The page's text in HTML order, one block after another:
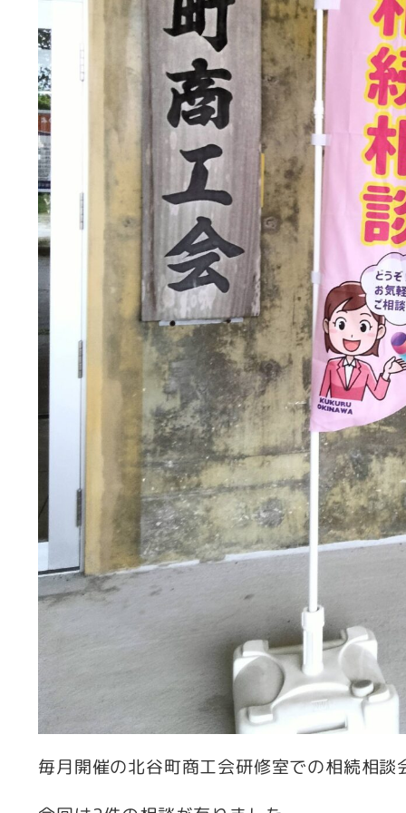
毎月開催の北谷町商工会研修室での相続相談